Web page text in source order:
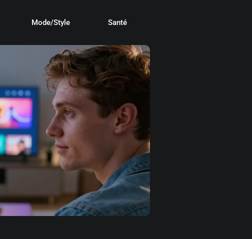
Mode/Style Santé